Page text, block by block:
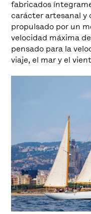
fabricados
carácter artesanal y
propulsado por un
velocidad máxima
pensado para la
viaje, el mar y el